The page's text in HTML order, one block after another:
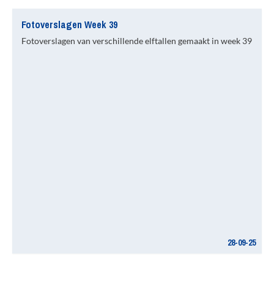
Fotoverslagen Week 39
Fotoverslagen van verschillende elftallen gemaakt in week 39
28-09-25